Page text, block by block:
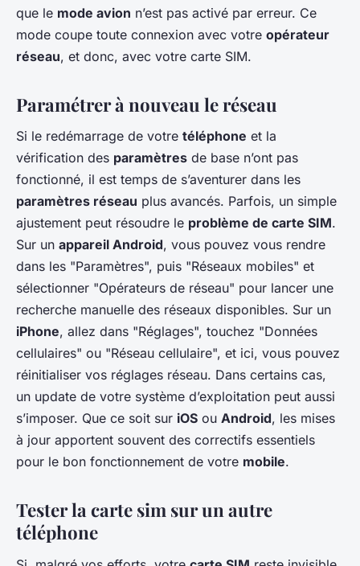
que le mode avion n’est pas activé par erreur. Ce
mode coupe toute connexion avec votre opérateur
réseau, et donc, avec votre carte SIM.
Paramétrer à nouveau le réseau
Si le redémarrage de votre téléphone et la
vérification des paramètres de base n’ont pas
fonctionné, il est temps de s’aventurer dans les
paramètres réseau plus avancés. Parfois, un simple
ajustement peut résoudre le problème de carte SIM.
Sur un appareil Android, vous pouvez vous rendre
dans les "Paramètres", puis "Réseaux mobiles" et
sélectionner "Opérateurs de réseau" pour lancer une
recherche manuelle des réseaux disponibles. Sur un
iPhone, allez dans "Réglages", touchez "Données
cellulaires" ou "Réseau cellulaire", et ici, vous pouvez
réinitialiser vos réglages réseau. Dans certains cas,
un update de votre système d’exploitation peut aussi
s’imposer. Que ce soit sur iOS ou Android, les mises
à jour apportent souvent des correctifs essentiels
pour le bon fonctionnement de votre mobile.
Tester la carte sim sur un autre
téléphone